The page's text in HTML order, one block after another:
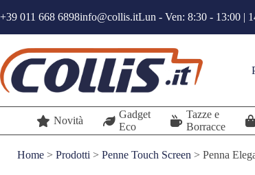
al
+39 011 668 6898info@collis.itLun - Ven: 8:30 - 13:00 |
Novità
Gadget
Eco
Tazze e
Borracce
Home > Prodotti > Penne Touch Screen > Penna